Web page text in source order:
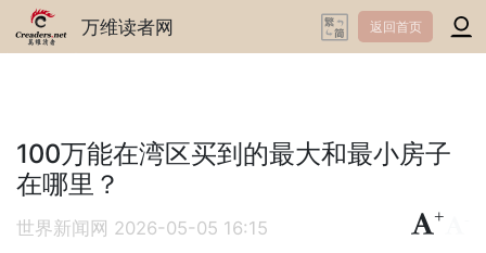
万维读者网 返回首页
100万能在湾区买到的最大和最小房子
在哪里？
世界新闻网 2026-05-05 16:15
+